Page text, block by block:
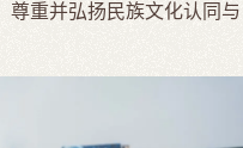
尊重并弘扬民族文化认同与